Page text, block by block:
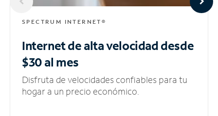
SPECTRUM INTERNET®
Internet de alta velocidaddesde
$30 al mes
Disfruta de velocidades confiables para tu
hogar a un precio económico.